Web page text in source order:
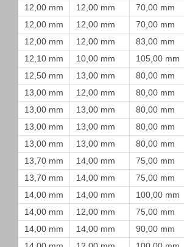
12,00 mm
12,00 mm 70,00 mm
12,00 mm
12,00 mm 70,00 mm
12,00 mm
12,00 mm 83,00 mm
12,10 mm
10,00 mm 105,00 mm
12,50 mm
13,00 mm 80,00 mm
13,00 mm
12,00 mm 80,00 mm
13,00 mm
13,00 mm 80,00 mm
13,00 mm
13,00 mm 80,00 mm
13,00 mm
13,00 mm 80,00 mm
13,70 mm
14,00 mm 75,00 mm
13,70 mm
14,00 mm 75,00 mm
14,00 mm
14,00 mm 100,00 mm
14,00 mm
12,00 mm 75,00 mm
14,00 mm
14,00 mm 90,00 mm